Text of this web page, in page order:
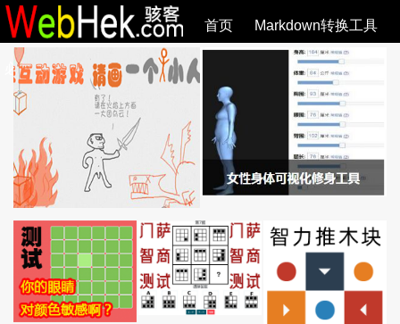
首页 Markdown转换工具
必观作品 SVG教程 SVG手册 全部文章